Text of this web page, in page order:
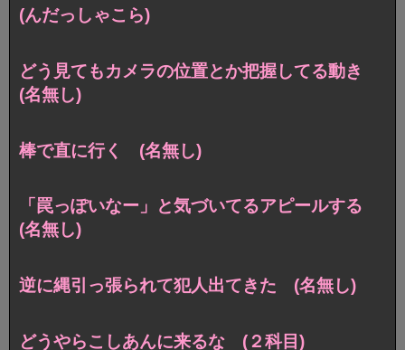
(んだっしゃこら)
どう見てもカメラの位置とか把握してる動き
(名無し)
棒で直に行く (名無し)
「罠っぽいなー」と気づいてるアピールする
(名無し)
逆に縄引っ張られて犯人出てきた (名無し)
どうやらこしあんに来るな (２科目)